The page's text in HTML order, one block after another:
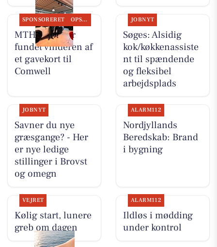
SPONSORERET OPSLAGSTAVLEN
MTH Biler har
fundet vinderen af
et gavekort til
Comwell
JOBNYT
Søges: Alsidig
kok/køkkenassiste
nt til spændende
og fleksibel
arbejdsplads
JOBNYT
Savner du nye
græsgange? - Her
er nye ledige
stillinger i Brovst
og omegn
ALARM112
Nordjyllands
Beredskab: Brand
i bygning
VEJRET
Kølig start, lunere
greb om dagen
ALARM112
Ildløs i mødding
under kontrol